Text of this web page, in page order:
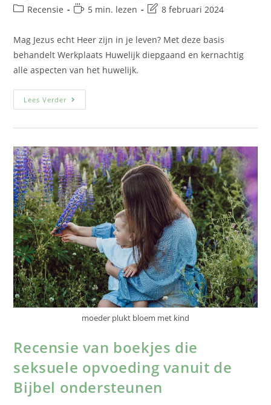
Recensie
5 min. lezen 8 februari 2024
Mag Jezus echt Heer zijn in je leven? Met deze basis
behandelt Werkplaats Huwelijk diepgaand en kernachtig
alle aspecten van het huwelijk.
Lees Verder
moeder plukt bloem met kind
Recensie van boekjes die
seksuele opvoeding vanuit de
Bijbel ondersteunen